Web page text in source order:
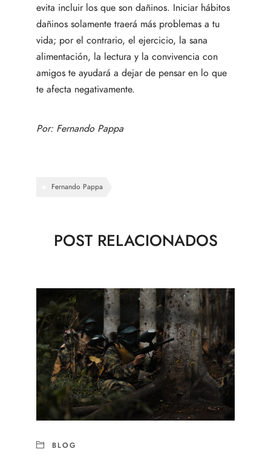
evita incluir los que son dañinos. Iniciar hábitos
dañinos solamente traerá más problemas a tu
vida; por el contrario, el ejercicio, la sana
alimentación, la lectura y la convivencia con
amigos te ayudará a dejar de pensar en lo que
te afecta negativamente.
Por: Fernando Pappa
Fernando Pappa
POST RELACIONADOS
BLOG